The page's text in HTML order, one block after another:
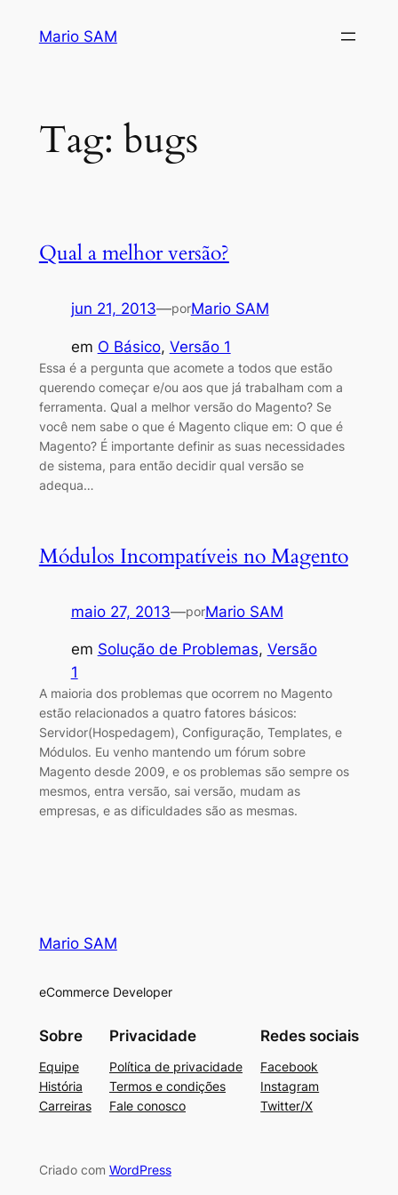
Mario SAM
Tag: bugs
Qual a melhor versão?
jun 21, 2013—porMario SAM
em O Básico, Versão 1
Essa é a pergunta que acomete a todos que estão
querendo começar e/ou aos que já trabalham com a
ferramenta. Qual a melhor versão do Magento? Se
você nem sabe o que é Magento clique em: O que é
Magento? É importante definir as suas necessidades
de sistema, para então decidir qual versão se
adequa…
Módulos Incompatíveis no Magento
maio 27, 2013—porMario SAM
em Solução de Problemas, Versão
1
A maioria dos problemas que ocorrem no Magento
estão relacionados a quatro fatores básicos:
Servidor(Hospedagem), Configuração, Templates, e
Módulos. Eu venho mantendo um fórum sobre
Magento desde 2009, e os problemas são sempre os
mesmos, entra versão, sai versão, mudam as
empresas, e as dificuldades são as mesmas.
Mario SAM
eCommerce Developer
Sobre
Equipe
História
Carreiras
Privacidade
Política de privacidade
Termos e condições
Fale conosco
Redes sociais
Facebook
Instagram
Twitter/X
Criado com WordPress